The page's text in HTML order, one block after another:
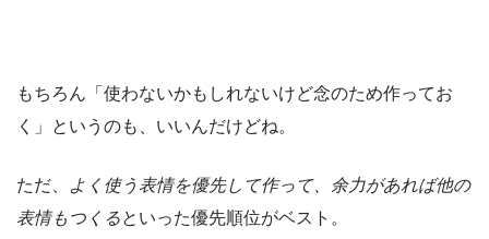
もちろん「使わないかもしれないけど念のため作ってお
く」というのも、いいんだけどね。
ただ、
よく使う表情を優先して作って、余力があれば他の
表情もつくるといった優先順位がベスト。